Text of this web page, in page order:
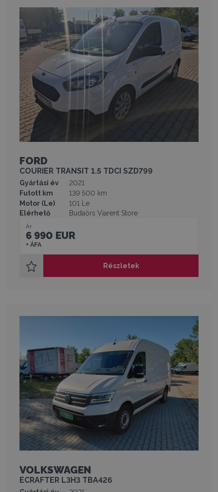
FORD
COURIER TRANSIT 1.5 TDCI SZD799
Gyártási év
2021
Futott km
139 500 km
Motor (Le)
101 Le
Elérhető
Budaörs Viarent Store
Ár
6 990 EUR
+ ÁFA
Részletek
VOLKSWAGEN
ECRAFTER L3H3 TBA426